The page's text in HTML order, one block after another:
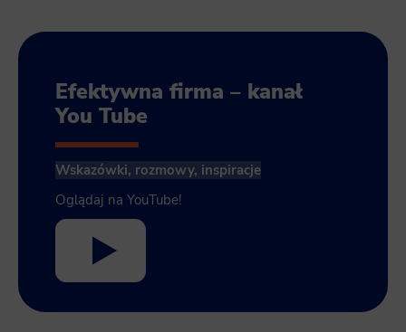
Efektywna firma – kanał
You Tube
Wskazówki, rozmowy, inspiracje
Oglądaj na YouTube!